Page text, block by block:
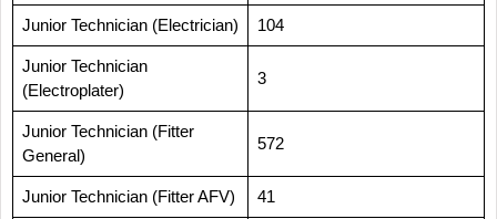
Junior Technician (Electrician) 104
Junior Technician
(Electroplater)
3
Junior Technician (Fitter
General)
572
Junior Technician (Fitter AFV) 41